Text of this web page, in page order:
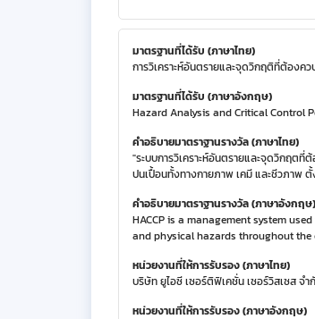
มาตรฐานที่ได้รับ (ภาษาไทย)
การวิเคราะห์อันตรายและจุดวิกฤติที่ต้องค
มาตรฐานที่ได้รับ (ภาษาอังกฤษ)
Hazard Analysis and Critical Control
คำอธิบายมาตราฐานรางวัล (ภาษาไทย)
"ระบบการวิเคราะห์อันตรายและจุดวิกฤต
ปนเปื้อนทั้งทางกายภาพ เคมี และชีวภาพ
คำอธิบายมาตราฐานรางวัล (ภาษาอังกฤษ)
HACCP is a management system
and physical hazards throughout
หน่วยงานที่ให้การรับรอง (ภาษาไทย)
บริษัท ยูไอซี เซอร์ติฟิเคชั่น เซอร์วิสเซส จำ
หน่วยงานที่ให้การรับรอง (ภาษาอังกฤษ)